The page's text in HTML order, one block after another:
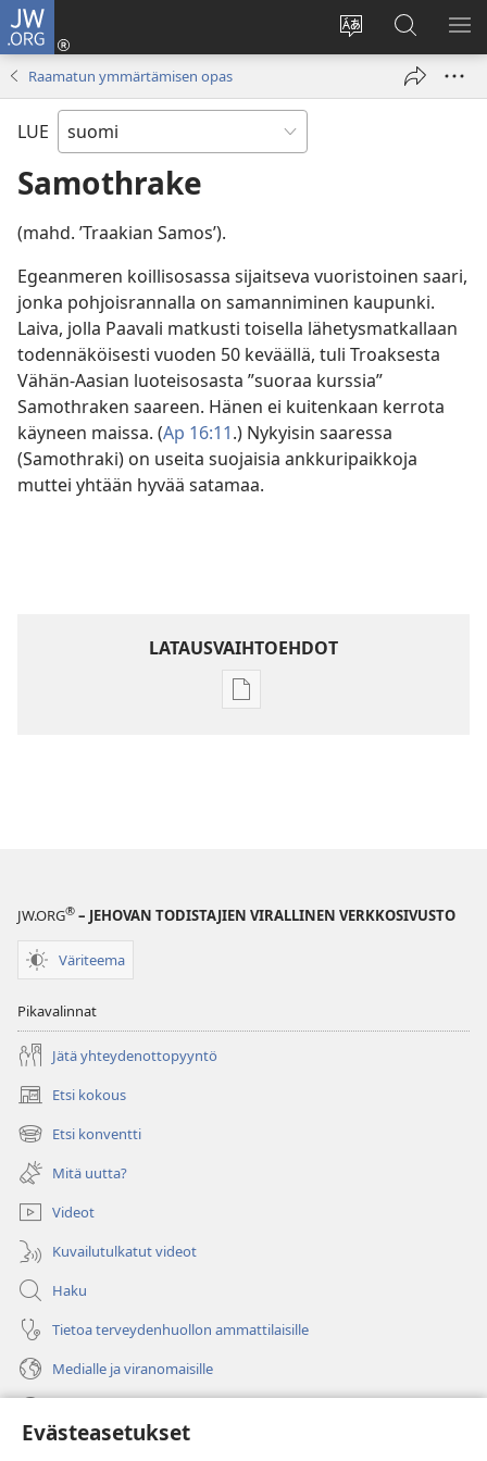
Evästeasetukset
JW.ORG
Vaihda
sivuston
Kirjaudu
(avaa
Hae
JW.ORG-
sivustolta
Raamatun ymmärtämisen opas
LUE
Samothrake
(mahd. ’Traakian Samos’).
Egeanmeren koillisosassa sijaitseva vuoristoinen saari,
jonka pohjoisrannalla on samanniminen kaupunki.
Laiva, jolla Paavali matkusti toisella lähetysmatkallaan
todennäköisesti vuoden 50 keväällä, tuli Troaksesta
Vähän-Aasian luoteisosasta ”suoraa kurssia”
Samothraken saareen. Hänen ei kuitenkaan kerrota
käyneen maissa. (Ap 16:11.) Nykyisin saaressa
(Samothraki) on useita suojaisia ankkuripaikkoja
muttei yhtään hyvää satamaa.
LATAUSVAIHTOEHDOT
Julkaisujen
JW.ORG® – JEHOVAN TODISTAJIEN VIRALLINEN VERKKOSIVUSTO
Väriteema
Pikavalinnat
Jätä yhteydenottopyyntö
Etsi kokous
(avaa
uuden
ikkunan)
Etsi konventti
(avaa
uuden
ikkunan)
Mitä uutta?
Videot
Kuvailutulkatut videot
Haku
Tietoa terveydenhuollon ammattilaisille
Medialle ja viranomaisille